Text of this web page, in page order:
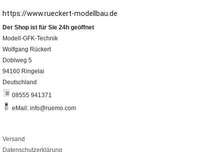
https://www.rueckert-modellbau.de
Der Shop ist für Sie 24h geöffnet
Modell-GFK-Technik
Wolfgang Rückert
Doblweg 5
94160 Ringelai
Deutschland
08555 941371
eMail: info@ruemo.com
Versand
Datenschutzerklärung